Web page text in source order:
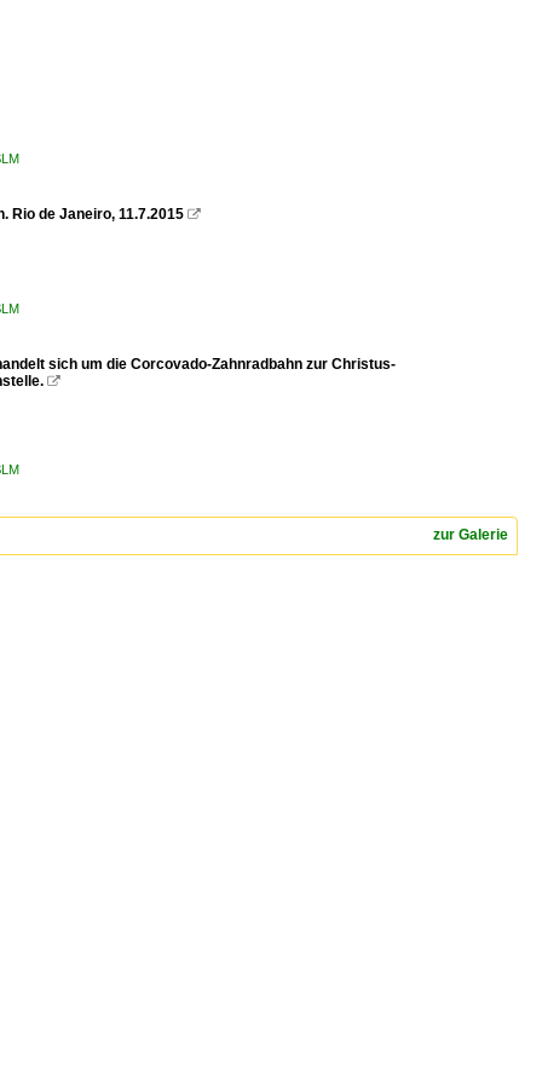
Rio de Janeiro, 11.7.2015 
sich um die Corcovado-Zahnradbahn zur Christus-

zur Galerie